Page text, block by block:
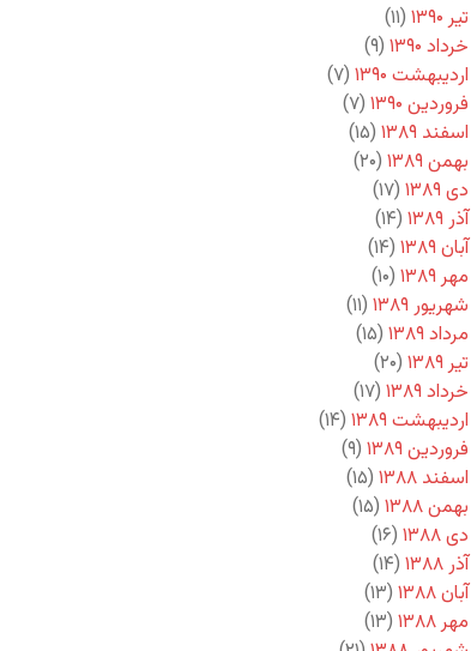
تیر ۱۳۹۰
(۱۱)
خرداد ۱۳۹۰
(۹)
اردیبهشت ۱۳۹۰
(۷)
فروردین ۱۳۹۰
(۷)
اسفند ۱۳۸۹
(۱۵)
بهمن ۱۳۸۹
(۲۰)
دی ۱۳۸۹
(۱۷)
آذر ۱۳۸۹
(۱۴)
آبان ۱۳۸۹
(۱۴)
مهر ۱۳۸۹
(۱۰)
شهریور ۱۳۸۹
(۱۱)
مرداد ۱۳۸۹
(۱۵)
تیر ۱۳۸۹
(۲۰)
خرداد ۱۳۸۹
(۱۷)
اردیبهشت ۱۳۸۹
(۱۴)
فروردین ۱۳۸۹
(۹)
اسفند ۱۳۸۸
(۱۵)
بهمن ۱۳۸۸
(۱۵)
دی ۱۳۸۸
(۱۶)
آذر ۱۳۸۸
(۱۴)
آبان ۱۳۸۸
(۱۳)
مهر ۱۳۸۸
(۱۳)